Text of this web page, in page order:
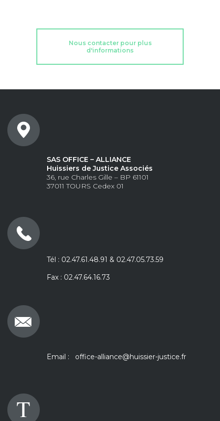
Nous contacter pour plus
d'informations
SAS OFFICE – ALLIANCE
Huissiers de Justice Associés
36, rue Charles Gille – BP 61101
37011 TOURS Cedex 01
Tél : 02.47.61.48.91 & 02.47.05.73.59
Fax : 02.47.64.16.73
Email : office-alliance@huissier-justice.fr